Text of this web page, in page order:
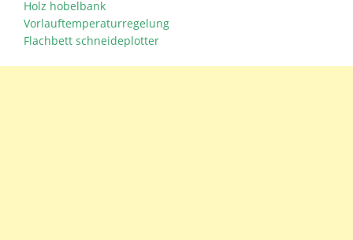
Holz hobelbank
Vorlauftemperaturregelung
Flachbett schneideplotter